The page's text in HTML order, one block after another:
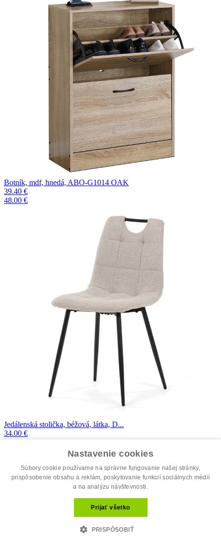
Botník, mdf, hnedá, ABO-G1014 OAK
39.40 €
48.00 €
Jedálenská stolička, béžová, látka, D...
34.00 €
44.00 €
Nastavenie cookies
Súbory cookie používame na správne fungovanie našej stránky,
prispôsobenie obsahu a reklám, poskytovanie funkcií sociálnych médií
a na analýzu návštevnosti.
Prijať všetko
PRISPÔSOBIŤ